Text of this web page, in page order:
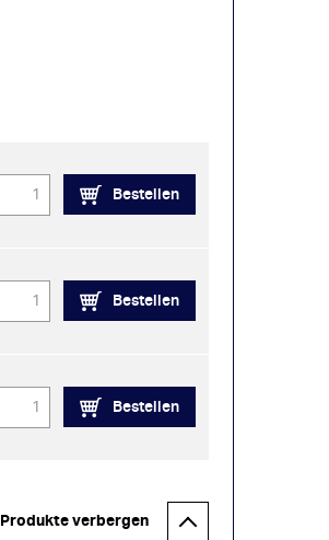
Bestellen
Bestellen
Bestellen
Produkte verbergen